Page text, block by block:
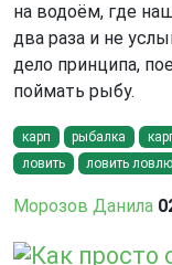
на водоём, где
два раза и не
дело принципа,
поймать рыбу.
карп рыбалка
ловить
ловить ловлю
Морозов Данила
Как просто